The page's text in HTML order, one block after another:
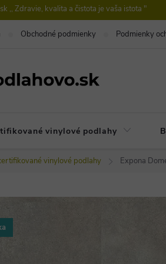
,, Zdravie, kvalita a čistota je vaša istota "
Obchodné podmienky Podmienky
vinylové podlahy
vinylové podlahy Expona